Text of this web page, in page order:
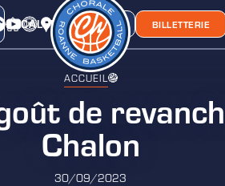
CALENDRIERCLASSEMENTCHORA'
BOUTIQUE BILLETTERIE
ACCUEIL
de
Chalon
30/09/2023